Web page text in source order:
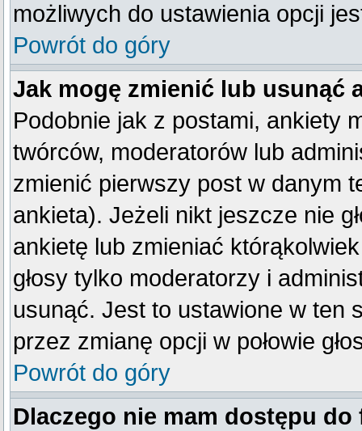
możliwych do ustawienia opcji
Powrót do góry
Jak mogę zmienić lub usunąć
Podobnie jak z postami, ankiety
twórców, moderatorów lub
zmienić pierwszy post w danym
ankieta). Jeżeli nikt jeszcze nie
ankietę lub zmieniać
głosy tylko moderatorzy i
usunąć. Jest to ustawione w ten
przez zmianę opcji w połowie
Powrót do góry
Dlaczego nie mam dostępu do